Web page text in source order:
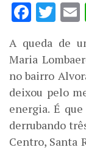
A queda de
Maria
no bairro
deixou pelo
energia. É
derrubando
Centro, Santa